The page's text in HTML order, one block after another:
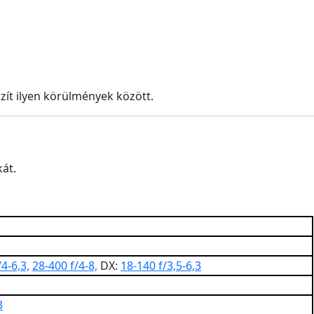
ilyen körülmények között.
6,3, 28-400 f/4-8, DX: 18-140 f/3,5-6,3